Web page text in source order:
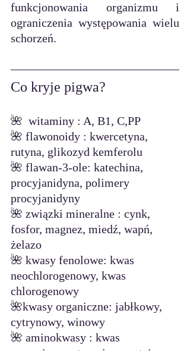
funkcjonowania organizmu i
ograniczenia występowania wielu
schorzeń.
Co kryje pigwa?
🌺  witaminy : A, B1, C,PP
🌺 flawonoidy : kwercetyna,
rutyna, glikozyd kemferolu
🌺 flawan-3-ole: katechina,
procyjanidyna, polimery
procyjanidyny
🌺 związki mineralne : cynk,
fosfor, magnez, miedź, wapń,
żelazo
🌺 kwasy fenolowe: kwas
neochlorogenowy, kwas
chlorogenowy
🌺kwasy organiczne: jabłkowy,
cytrynowy, winowy
🌺 aminokwasy : kwas